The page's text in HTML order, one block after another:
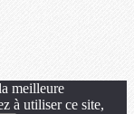
meilleure
à utiliser ce site,